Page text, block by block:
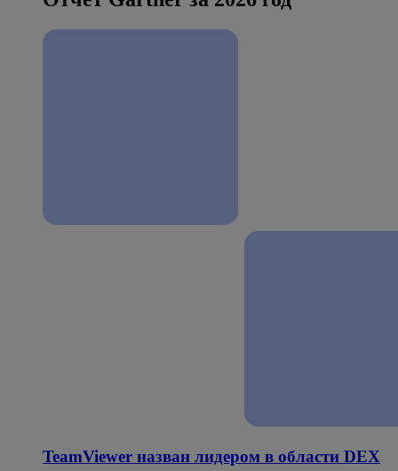
TeamViewer назван лидером в области DEX